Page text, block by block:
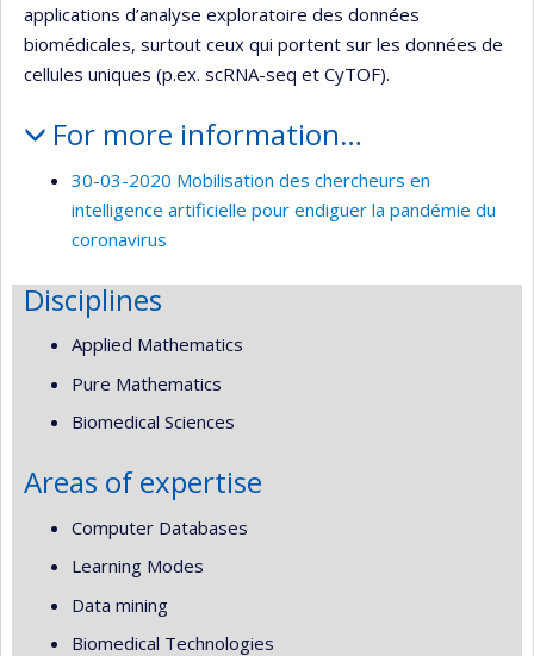
applications d’analyse exploratoire des données
biomédicales, surtout ceux qui portent sur les données de
cellules uniques (p.ex. scRNA-seq et CyTOF).
For more information…
30-03-2020 Mobilisation des chercheurs en
intelligence artificielle pour endiguer la pandémie du
coronavirus
Disciplines
Applied Mathematics
Pure Mathematics
Biomedical Sciences
Areas of expertise
Computer Databases
Learning Modes
Data mining
Biomedical Technologies